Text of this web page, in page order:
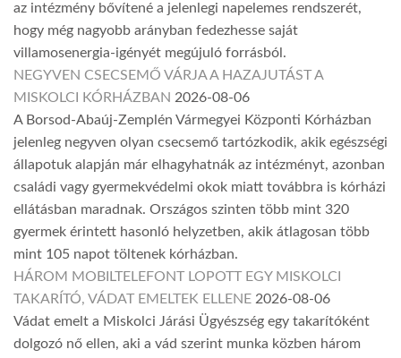
az intézmény bővítené a jelenlegi napelemes rendszerét,
hogy még nagyobb arányban fedezhesse saját
villamosenergia-igényét megújuló forrásból.
NEGYVEN CSECSEMŐ VÁRJA A HAZAJUTÁST A
MISKOLCI KÓRHÁZBAN 2026-08-06
A Borsod-Abaúj-Zemplén Vármegyei Központi Kórházban
jelenleg negyven olyan csecsemő tartózkodik, akik egészségi
állapotuk alapján már elhagyhatnák az intézményt, azonban
családi vagy gyermekvédelmi okok miatt továbbra is kórházi
ellátásban maradnak. Országos szinten több mint 320
gyermek érintett hasonló helyzetben, akik átlagosan több
mint 105 napot töltenek kórházban.
HÁROM MOBILTELEFONT LOPOTT EGY MISKOLCI
TAKARÍTÓ, VÁDAT EMELTEK ELLENE 2026-08-06
Vádat emelt a Miskolci Járási Ügyészség egy takarítóként
dolgozó nő ellen, aki a vád szerint munka közben három